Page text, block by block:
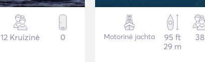
12 Kruizinė 0 Motorinė jachta
95 ft
29 m
38